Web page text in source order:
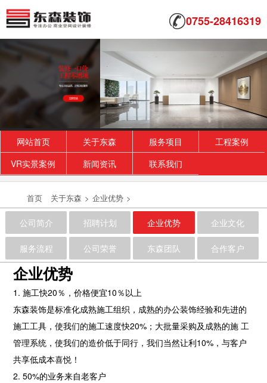
0755-28416319
网站首页 关于东森 服务项目
工程案例
VR实景案例
新闻资讯 联系我们
首页 关于东森 > 企业优势 >
公司简介 招聘计划 企业优势 企业文化
服务流程 公司荣誉 东森团队 合作客户
企业优势
1. 施工快20％，价格便宜10％以上
东森装饰是标准化成熟施工组织，成熟的办公装饰经验和先进的
施工工具，使我们的施工速度快20%；大批量采购及成熟的施 工
管理系统，使我们的造价低于同行，我们当然让利10%，与客户
共享低成本喜悦！
2. 50%的业务来自老客户